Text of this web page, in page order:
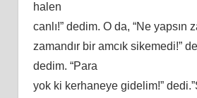
halen
canlı!” dedim. O da, “Ne yapsın
zamandır bir amcık sikemedi!”
dedim. “Para
yok ki kerhaneye gidelim!”